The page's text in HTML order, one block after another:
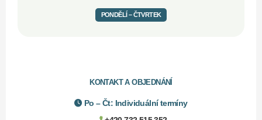
PONDĚLÍ – ČTVRTEK
KONTAKT A OBJEDNÁNÍ
Po – Čt: Individuální termíny